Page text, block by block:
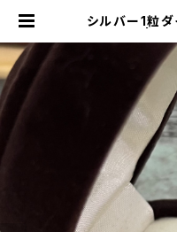
シルバー1粒